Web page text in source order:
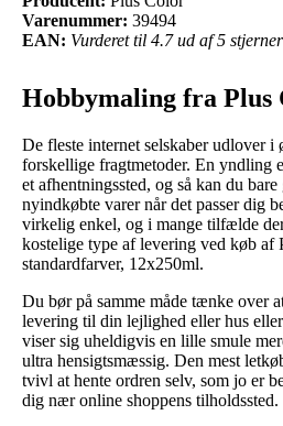
Varenummer: 39494
EAN: Vurderet til 4.7 ud af 5
Hobbymaling fra Plus
De fleste internet selskaber udlover
forskellige fragtmetoder. En yndling
et afhentningssted, og så kan du
nyindkøbte varer når det passer dig
virkelig enkel, og i mange tilfælde
kostelige type af levering ved køb af
standardfarver, 12x250ml.
Du bør på samme måde tænke over
levering til din lejlighed eller hus
viser sig uheldigvis en lille smule
ultra hensigtsmæssig. Den mest
tvivl at hente ordren selv, som jo er
dig nær online shoppens tilholdssted.